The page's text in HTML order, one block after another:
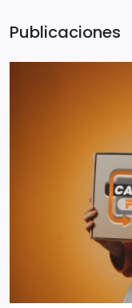
Publicaciones